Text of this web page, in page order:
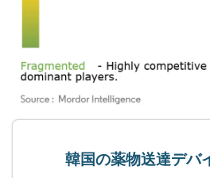
韓国の薬物送達デバ